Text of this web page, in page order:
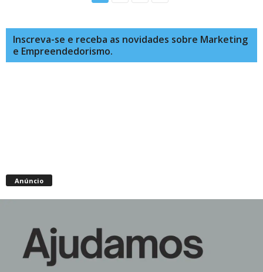
Inscreva-se e receba as novidades sobre Marketing
e Empreendedorismo.
Anúncio